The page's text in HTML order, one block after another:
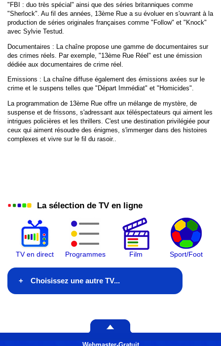
"FBI : duo très spécial" ainsi que des séries britanniques comme
"Sherlock". Au fil des années, 13ème Rue a su évoluer en s'ouvrant à la
production de séries originales françaises comme "Follow" et "Knock"
avec Sylvie Testud.
Documentaires : La chaîne propose une gamme de documentaires sur
des crimes réels. Par exemple, "13ème Rue Réel" est une émission
dédiée aux documentaires de crime réel.
Emissions : La chaîne diffuse également des émissions axées sur le
crime et le suspens telles que "Départ Immédiat" et "Homicides".
La programmation de 13ème Rue offre un mélange de mystère, de
suspense et de frissons, s'adressant aux téléspectateurs qui aiment les
intrigues policières et les thrillers. C'est une destination privilégiée pour
ceux qui aiment résoudre des énigmes, s'immerger dans des histoires
complexes et vivre sur le fil du rasoir..
La sélection de TV en ligne
TV en direct Programmes Film Sport/Foot
Choisissez une autre TV...
Ce soir à la télé